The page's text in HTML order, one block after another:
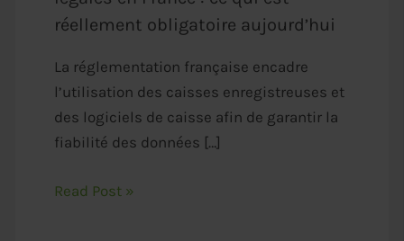
réellement obligatoire aujourd’hui
La réglementation française encadre
l’utilisation des caisses enregistreuses et
des logiciels de caisse afin de garantir la
fiabilité des données […]
Read Post »